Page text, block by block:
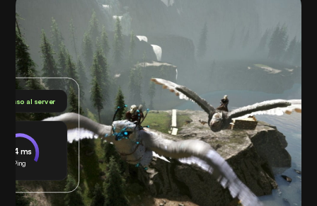
al server
24 ms
Ping